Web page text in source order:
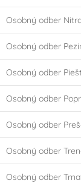
Osobný odber
Osobný odber
Osobný odber
Osobný odber
Osobný odber
Osobný odber
Osobný odber